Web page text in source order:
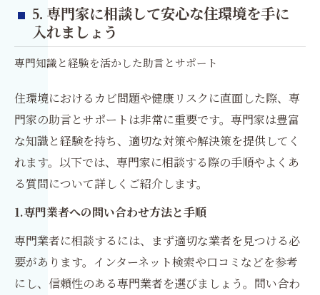
5. 専門家に相談して安心な住環境を手に
入れましょう
専門知識と経験を活かした助言とサポート
住環境におけるカビ問題や健康リスクに直面した際、専
門家の助言とサポートは非常に重要です。専門家は豊富
な知識と経験を持ち、適切な対策や解決策を提供してく
れます。以下では、専門家に相談する際の手順やよくあ
る質問について詳しくご紹介します。
1.専門業者への問い合わせ方法と手順
専門業者に相談するには、まず適切な業者を見つける必
要があります。インターネット検索や口コミなどを参考
にし、信頼性のある専門業者を選びましょう。問い合わ